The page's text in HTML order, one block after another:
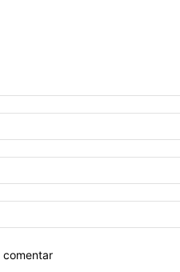
comentar